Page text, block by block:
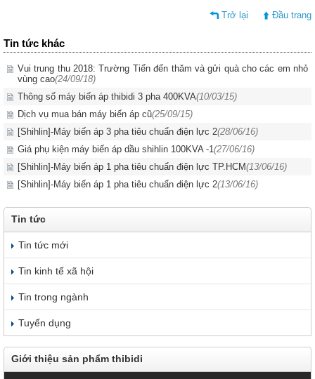
Trở lại
Đầu trang
Tin tức khác
Vui trung thu 2018: Trường Tiến đến thăm và gửi quà cho các em nhỏ
vùng cao(24/09/18)
Thông số máy biến áp thibidi 3 pha 400KVA(10/03/15)
Dịch vụ mua bán máy biến áp cũ(25/09/15)
[Shihlin]-Máy biến áp 3 pha tiêu chuẩn điện lực 2(28/06/16)
Giá phụ kiện máy biến áp dầu shihlin 100KVA -1(27/06/16)
[Shihlin]-Máy biến áp 1 pha tiêu chuẩn điện lực TP.HCM(13/06/16)
[Shihlin]-Máy biến áp 1 pha tiêu chuẩn điện lực 2(13/06/16)
Tin tức
Tin tức mới
Tin kinh tế xã hội
Tin trong ngành
Tuyển dụng
Giới thiệu sản phẩm thibidi